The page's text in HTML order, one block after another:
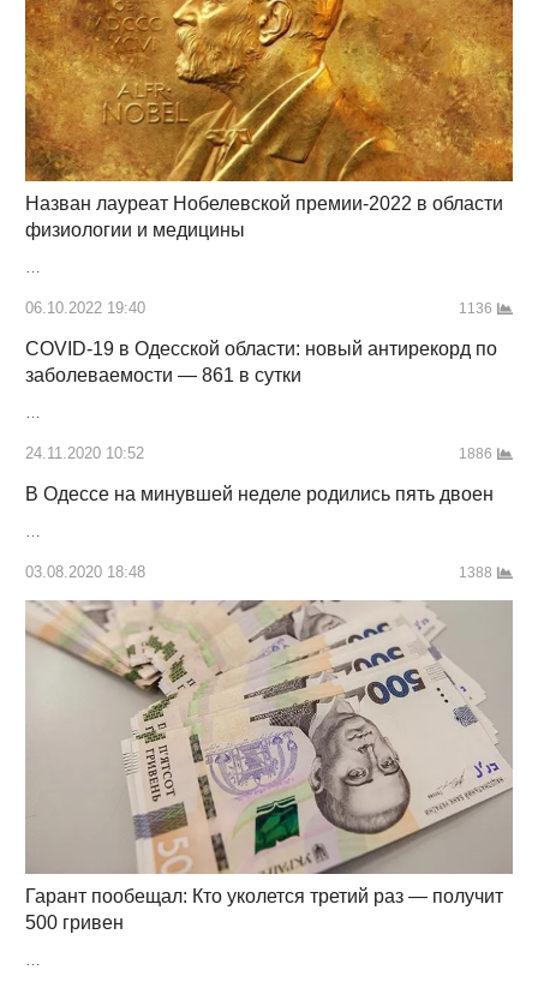
Назван лауреат Нобелевской премии-2022 в области
физиологии и медицины
…
06.10.2022 19:40 1136
COVID-19 в Одесской области: новый антирекорд по
заболеваемости — 861 в сутки
…
24.11.2020 10:52 1886
В Одессе на минувшей неделе родились пять двоен
03.08.2020 18:48 1388
Гарант пообещал: Кто уколется третий раз — получит
500 гривен